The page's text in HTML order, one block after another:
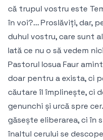
că trupul vostru este
în voi?... Proslăviți, dar,
duhul vostru, care sunt
Iată ce nu o să vedem
Pastorul Iosua Faur
doar pentru a exista, ci
căutare îl împlinește, ci
genunchi și urcă spre
găsește eliberarea, ci în
înaltul cerului se